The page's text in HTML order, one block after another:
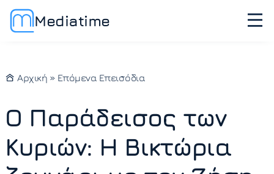
Mediatime
Αρχική » Επόμενα Επεισόδια
Ο Παράδεισος των
Κυριών: Η Βικτώρια